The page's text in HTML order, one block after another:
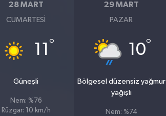
28 MART
CUMARTESI
11 °
Güneşli
Nem: %76
Rüzgar: 10 km/h
29 MART
PAZAR
10°
Bölgesel düzensiz yağmur
yağışlı
Nem: %74